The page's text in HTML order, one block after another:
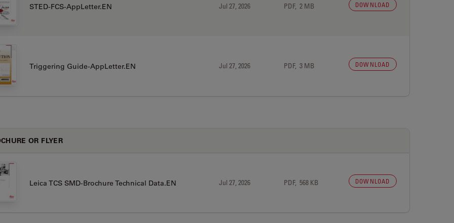
STED-FCS-AppLetter.EN Jul 27, 2026 PDF, 2 MB DOWNLOAD
Triggering Guide-AppLetter.EN Jul 27, 2026 PDF, 3 MB DOWNLOAD
OR FLYER
Leica TCS SMD-Brochure Technical Data.EN Jul 27, 2026 PDF, 568 KB DOWNLOAD